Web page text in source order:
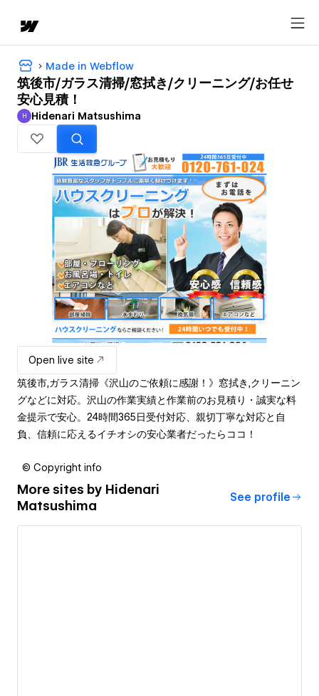
Made in Webflow
筑後市/ガラス清掃/窓拭き/クリーニング/お任せ
安心見積！
Hidenari Matsushima
H Hidenari Matsushima
Open live site
筑後市,ガラス清掃《沢山のご依頼に感謝！》窓拭き,クリーニン
グなどに対応。沢山の作業実績と作業前のお見積り・誠実な料
金提示で安心。24時間365日受付対応、親切丁寧な対応と自
負、信頼に応えるイチオシの安心業者だったらココ！
© Copyright info
More sites by Hidenari
Matsushima
See profile